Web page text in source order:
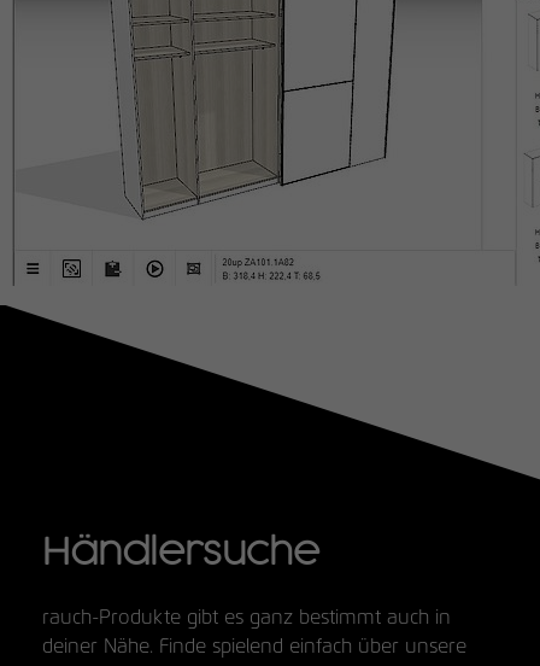
Händlersuche
rauch-Produkte gibt es ganz bestimmt auch in
deiner Nähe. Finde spielend einfach über unsere